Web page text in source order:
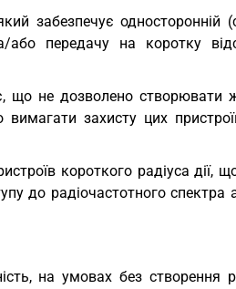
забезпечує односторонній
або передачу на коротку
що не дозволено створювати
захисту цих
короткого радіуса дії,
до радіочастотного спектра
на умовах без створення